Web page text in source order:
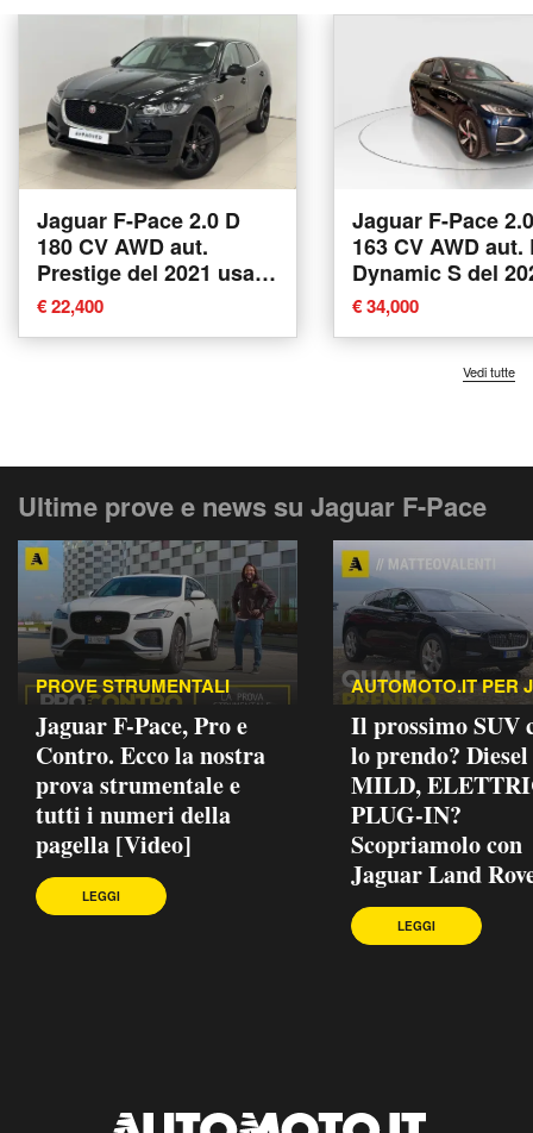
Jaguar F-Pace 2.0 D
180 CV AWD aut.
Prestige del 2021 usata
a Lodi
€ 22,400
Jaguar F-Pace
163 CV AWD aut.
Dynamic S del
usata a Modena
€ 34,000
Vedi tutte
Ultime prove e news su Jaguar F-Pace
PROVE STRUMENTALI
Jaguar F-Pace, Pro e
Contro. Ecco la nostra
prova strumentale e
tutti i numeri della
pagella [Video]
LEGGI
AUTOMOTO.IT PER
Il prossimo SUV
lo prendo? Diesel
MILD,
PLUG-IN?
Scopriamolo con
Jaguar Land
LEGGI